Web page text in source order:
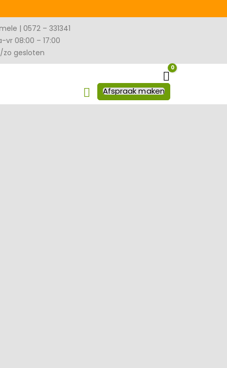
| 0572 – 331341
vr 08:00 – 17:00
zo gesloten
Winkelwagen
0
Afspraak maken